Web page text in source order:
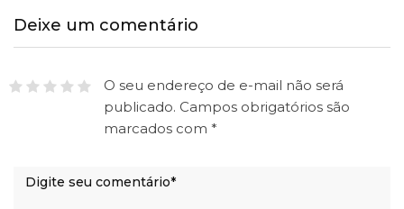
Deixe um comentário
O seu endereço de e-mail não será
publicado. Campos obrigatórios são
marcados com *